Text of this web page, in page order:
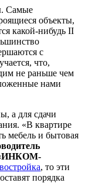
Самые
объекты,
какой-нибудь II
с
что,
не раньше чем
нами
а для сдачи
«В квартире
мебель и бытовая
«ИНКОМ-
, то эти
порядка